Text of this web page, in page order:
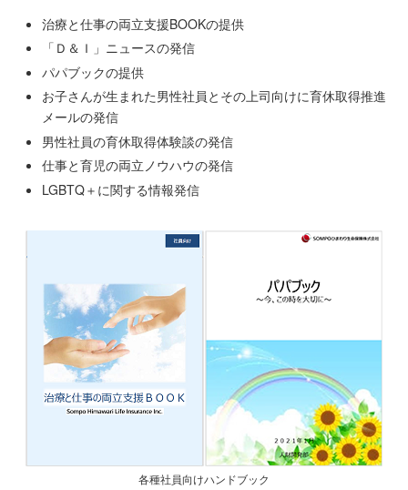
治療と仕事の両立支援BOOKの提供
「Ｄ＆Ｉ」ニュースの発信
パパブックの提供
お子さんが生まれた男性社員とその上司向けに育休取得推進
メールの発信
男性社員の育休取得体験談の発信
仕事と育児の両立ノウハウの発信
LGBTQ＋に関する情報発信
各種社員向けハンドブック